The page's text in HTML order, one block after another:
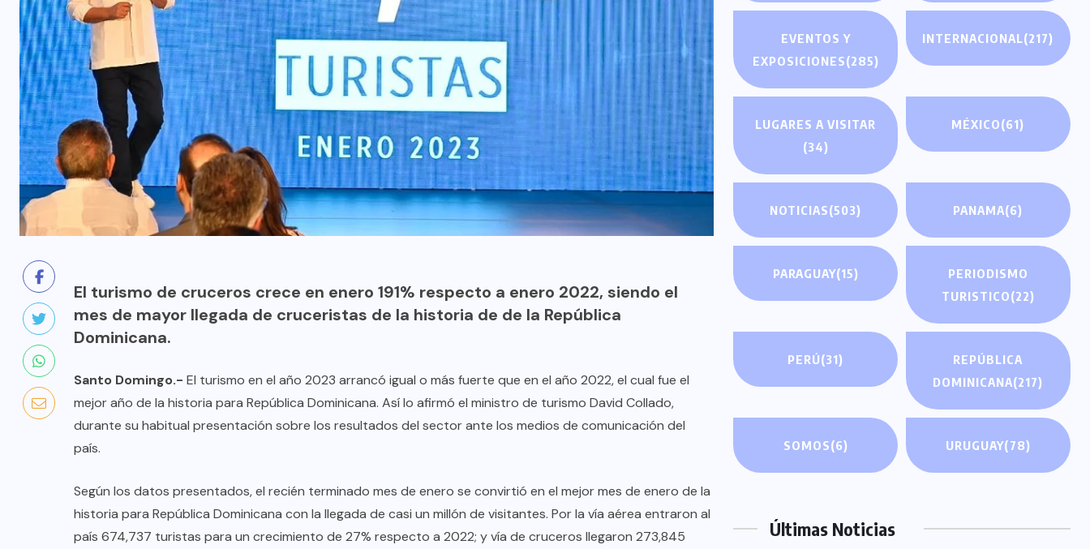
El turismo de cruceros crece en enero 191% respecto a enero 2022, siendo el
mes de mayor llegada de cruceristas de la historia de de la República
Dominicana.
Santo Domingo.- El turismo en el año 2023 arrancó igual o más fuerte que en el año 2022, el cual fue el
mejor año de la historia para República Dominicana. Así lo afirmó el ministro de turismo David Collado,
durante su habitual presentación sobre los resultados del sector ante los medios de comunicación del
país.
Según los datos presentados, el recién terminado mes de enero se convirtió en el mejor mes de enero de la
historia para República Dominicana con la llegada de casi un millón de visitantes. Por la vía aérea entraron al
país 674,737 turistas para un crecimiento de 27% respecto a 2022; y vía de cruceros llegaron 273,845
EVENTOS Y
EXPOSICIONES(285)
INTERNACIONAL(217)
LUGARES A VISITAR
(34)
MÉXICO(61)
NOTICIAS(503) PANAMA(6)
PARAGUAY(15)
PERIODISMO
TURISTICO(22)
PERÚ(31)
REPÚBLICA
DOMINICANA(217)
SOMOS(6) URUGUAY(78)
Últimas Noticias